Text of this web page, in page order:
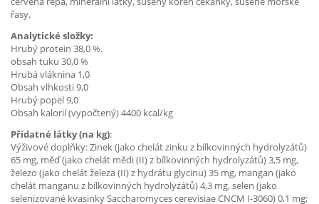
řasy.
Analytické složky:
Hrubý protein 38,0 %.
obsah tuku 30,0 %
Hrubá vláknina 1,0
Obsah vlhkosti 9,0
Hrubý popel 9,0
Obsah kalorií (vypočtený) 4400 kcal/kg
Přídatné látky (na kg):
Výživové doplňky: Zinek (jako chelát zinku z bílkovinných hydrolyzátů)
65 mg, měď (jako chelát mědi (II) z bílkovinných hydrolyzátů) 3,5 mg,
železo (jako chelát železa (II) z hydrátu glycinu) 35 mg, mangan (jako
chelát manganu z bílkovinných hydrolyzátů) 4,3 mg, selen (jako
selenizované kvasinky Saccharomyces cerevisiae CNCM I-3060) 0,1 mg;